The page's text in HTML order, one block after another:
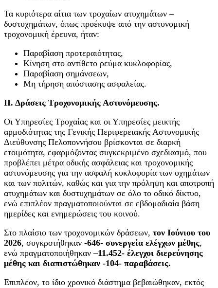
Τα κυριότερα αίτια των τροχαίων ατυχημάτων –
δυστυχημάτων, όπως προέκυψε από την αστυνομική
τροχονομική έρευνα, ήταν:
Παραβίαση προτεραιότητας,
Κίνηση στο αντίθετο ρεύμα κυκλοφορίας,
Παραβίαση σημάνσεων,
Μη τήρηση απόστασης ασφαλείας.
ΙΙ. Δράσεις Τροχονομικής Αστυνόμευσης.
Οι Υπηρεσίες Τροχαίας και οι Υπηρεσίες μεικτής
αρμοδιότητας της Γενικής Περιφερειακής Αστυνομικής
Διεύθυνσης Πελοποννήσου βρίσκονται σε διαρκή
ετοιμότητα, εφαρμόζοντας συγκεκριμένο σχεδιασμό, που
προβλέπει μέτρα οδικής ασφάλειας και τροχονομικής
αστυνόμευσης για την ασφαλή κυκλοφορία των οχημάτων
και των πολιτών, καθώς και για την πρόληψη και αποτροπή
ατυχημάτων και δυστυχημάτων σε όλο το οδικό δίκτυο,
ενώ επιπλέον πραγματοποιούνται σε εβδομαδιαία βάση
ημερίδες και ενημερώσεις του κοινού.
Στο πλαίσιο των τροχονομικών δράσεων, τον Ιούνιου του
2026, συγκροτήθηκαν -646- συνεργεία ελέγχων μέθης,
ενώ πραγματοποιήθηκαν –11.452- έλεγχοι διερεύνησης
μέθης και διαπιστώθηκαν -104- παραβάσεις.
Επιπλέον, το ίδιο χρονικό διάστημα βεβαιώθηκαν, εκτός